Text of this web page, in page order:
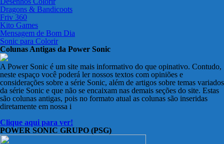
Dragons & Bandicoots
Friv 360
Kito Games
Mensagem de Bom Dia
Sonic para Colorir
Colunas Antigas da Power Sonic
A Power Sonic é um site mais informativo do que opinativo. Contudo,
neste espaço você poderá ler nossos textos com opiniões e
considerações sobre a série Sonic, além de artigos sobre temas variados
da série Sonic e que não se encaixam nas demais seções do site. Estas
são colunas antigas, pois no formato atual as colunas são inseridas
diretamente em nossa i
Clique aqui para ver!
POWER SONIC GRUPO (PSG)